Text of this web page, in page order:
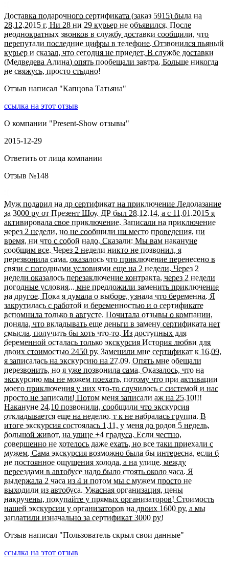
Доставка подарочного сертификата (заказ 5915) была на
28.12.2015 г. Ни 28 ни 29 курьер не объявился. После
неоднократных звонков в службу доставки сообщили, что
перепутали последние цифры в телефоне. Отзвонился пьяный
курьер и сказал, что сегодня не приедет. В службе доставки
(Медведева Алина) опять пообещали завтра. Больше никогда
не свяжусь, просто стыдно!
Отзыв написал "Капцова Татьяна"
ссылка на этот отзыв
О компании "Present-Show отзывы"
2015-12-29
Ответить от лица компании
Отзыв №148
Муж подарил на др сертификат на приключение Ледолазание
за 3000 ру от Презент Шоу. ДР был 28.12.14, а с 11.01.2015 я
активировала свое приключение. Записали на приключение
через 2 недели, но не сообщили ни место проведения, ни
время, ни что с собой надо. Сказали: Мы вам накануне
сообщим все. Через 2 недели никто не позвонил, я
перезвонила сама, оказалось что приключение перенесено в
связи с погодными условиями еще на 2 недели. Через 2
недели оказалось перезаключение контракта, через 2 недели
погодные условия... мне предложили заменить приключение
на другое. Пока я думала о выборе, узнала что беременна. Я
закрутилась с работой и беременностью и о сертификате
вспомнила только в августе. Почитала отзывы о компании,
поняла, что вкладывать еще деньги в замену сертификата нет
смысла. получить бы хоть что-то. Из доступных для
беременной осталась только экскурсия История любви для
двоих стоимостью 2450 ру. Заменили мне сертификат к 16.09,
я записалась на экскурсию на 27.09. Опять мне обещали
перезвонить, но я уже позвонила сама. Оказалось, что на
экскурсию мы не можем поехать, потому что при активации
моего приключения у них что-то случилось с системой и нас
просто не записали! Потом меня записали аж на 25.10!!!
Накануне 24.10 позвонили, сообщили что экскурсия
откладывается еще на неделю. т к не набралась группа. В
итоге экскурсия состоялась 1.11, у меня до родов 5 недель,
большой живот, на улице +4 градуса. Если честно,
совершенно не хотелось даже ехать, но все таки приехали с
мужем. Сама экскурсия возможно была бы интересна, если б
не постоянное ощущения холода, а на улице. между
переездами в автобусе надо было стоять около часа. Я
выдержала 2 часа из 4 и потом мы с мужем просто не
выходили из автобуса. Ужасная организация, цены
накручены, покупайте у прямых организаторов! Стоимость
нашей экскурсии у организаторов на двоих 1600 ру, а мы
заплатили изначально за сертификат 3000 ру!
Отзыв написал "Пользователь скрыл свои данные"
ссылка на этот отзыв